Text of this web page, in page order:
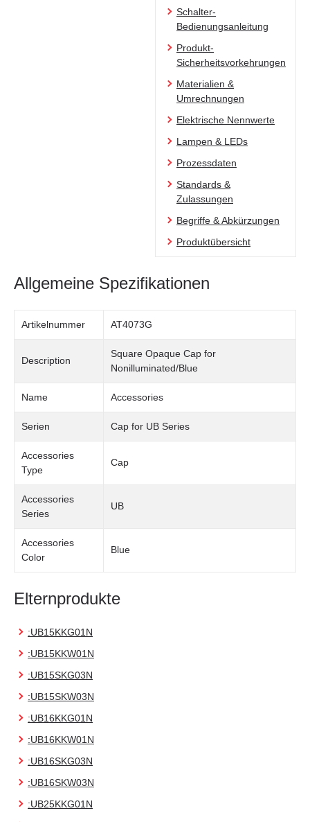
Schalter-
Bedienungsanleitung
Produkt-
Sicherheitsvorkehrungen
Materialien &
Umrechnungen
Elektrische Nennwerte
Lampen & LEDs
Prozessdaten
Standards &
Zulassungen
Begriffe & Abkürzungen
Produktübersicht
Allgemeine Spezifikationen
Artikelnummer AT4073G
Description
Square Opaque Cap for
Nonilluminated/Blue
Name Accessories
Serien Cap for UB Series
Accessories
Type
Cap
Accessories
Series
UB
Accessories
Color
Blue
Elternprodukte
:UB15KKG01N
:UB15KKW01N
:UB15SKG03N
:UB15SKW03N
:UB16KKG01N
:UB16KKW01N
:UB16SKG03N
:UB16SKW03N
:UB25KKG01N